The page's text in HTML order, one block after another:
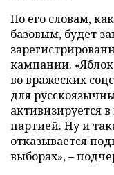
По его словам,
базовым, будет
кампании.
во вражеских
для
активизируется
партией. Ну и
отказывается
выборах», –